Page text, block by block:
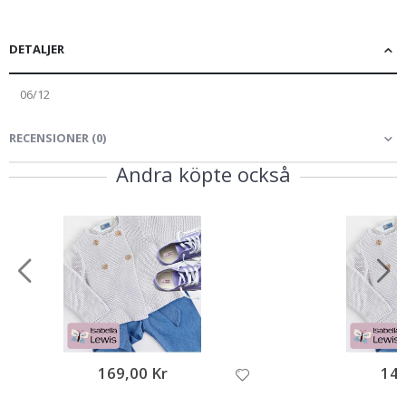
DETALJER
06/12
RECENSIONER (0)
Andra köpte också
169,00 Kr